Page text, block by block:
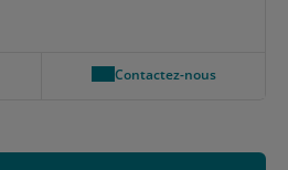
Contactez-nous